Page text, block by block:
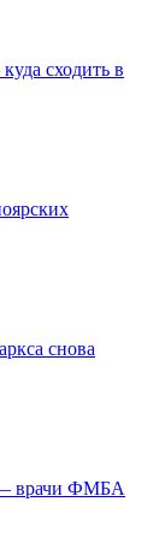
сходить в
снова
— врачи ФМБА